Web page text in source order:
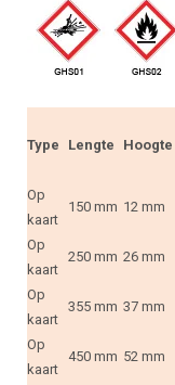
Type Lengte Hoogte
Op
kaart
150 mm 12 mm
Op
kaart
250 mm 26 mm
Op
kaart
355 mm 37 mm
Op
kaart
450 mm 52 mm